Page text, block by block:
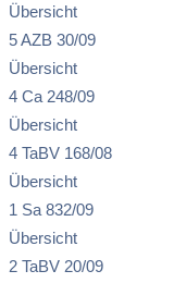
Übersicht
5 AZB 30/09
Übersicht
4 Ca 248/09
Übersicht
4 TaBV 168/08
Übersicht
1 Sa 832/09
Übersicht
2 TaBV 20/09